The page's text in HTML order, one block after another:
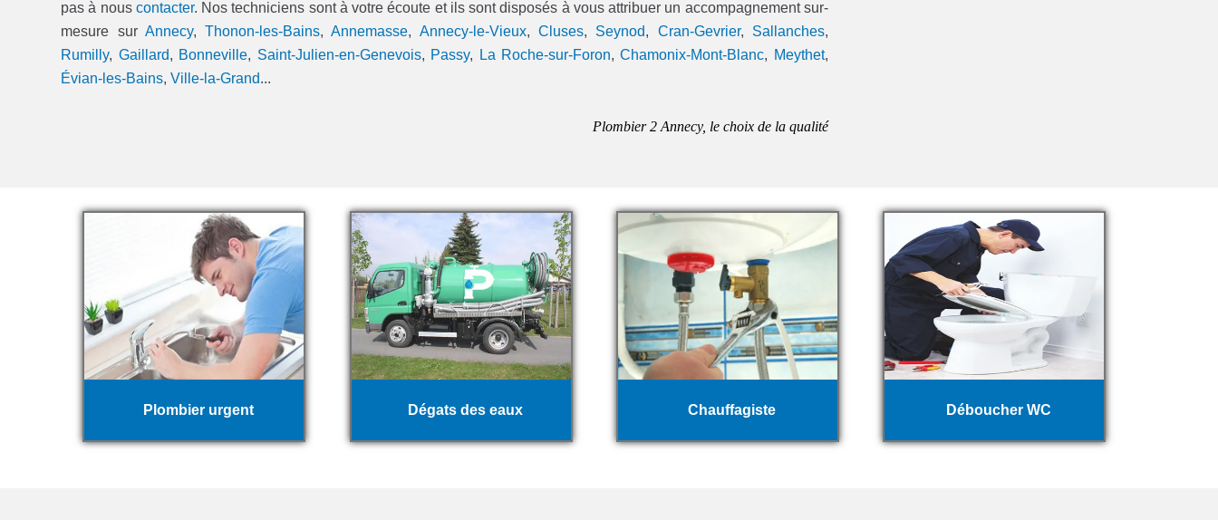
pas à nous contacter. Nos techniciens sont à votre écoute et ils sont disposés à vous attribuer un accompagnement sur-
mesure sur Annecy,Thonon-les-Bains,Annemasse, Annecy-le-Vieux,Cluses, Seynod, Cran-Gevrier, Sallanches,
Rumilly, Gaillard, Bonneville, Saint-Julien-en-Genevois, Passy, La Roche-sur-Foron,Chamonix-Mont-Blanc, Meythet,
Évian-les-Bains,Ville-la-Grand...
Plombier 2 Annecy, le choix de la qualité
Plombier urgent Dégats des eaux Chauffagiste Déboucher WC